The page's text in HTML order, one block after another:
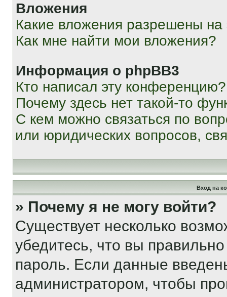
Вложения
Какие вложения разрешены
Как мне найти мои вложения?
Информация о phpBB3
Кто написал эту конференцию?
Почему здесь нет такой-то
С кем можно связаться по
или юридических вопросов,
Вход на
» Почему я не могу войти?
Существует несколько
убедитесь, что вы
пароль. Если данные
администратором, чтобы